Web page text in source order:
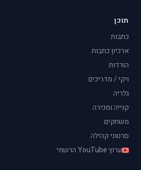
תוכן
כתבות
ארכיון כתבות
הורדות
ויקי / מדריכים
גלריה
קנייה ומכירה
משחקים
סרטוני קהילה
ערוץ YouTube הרשמי